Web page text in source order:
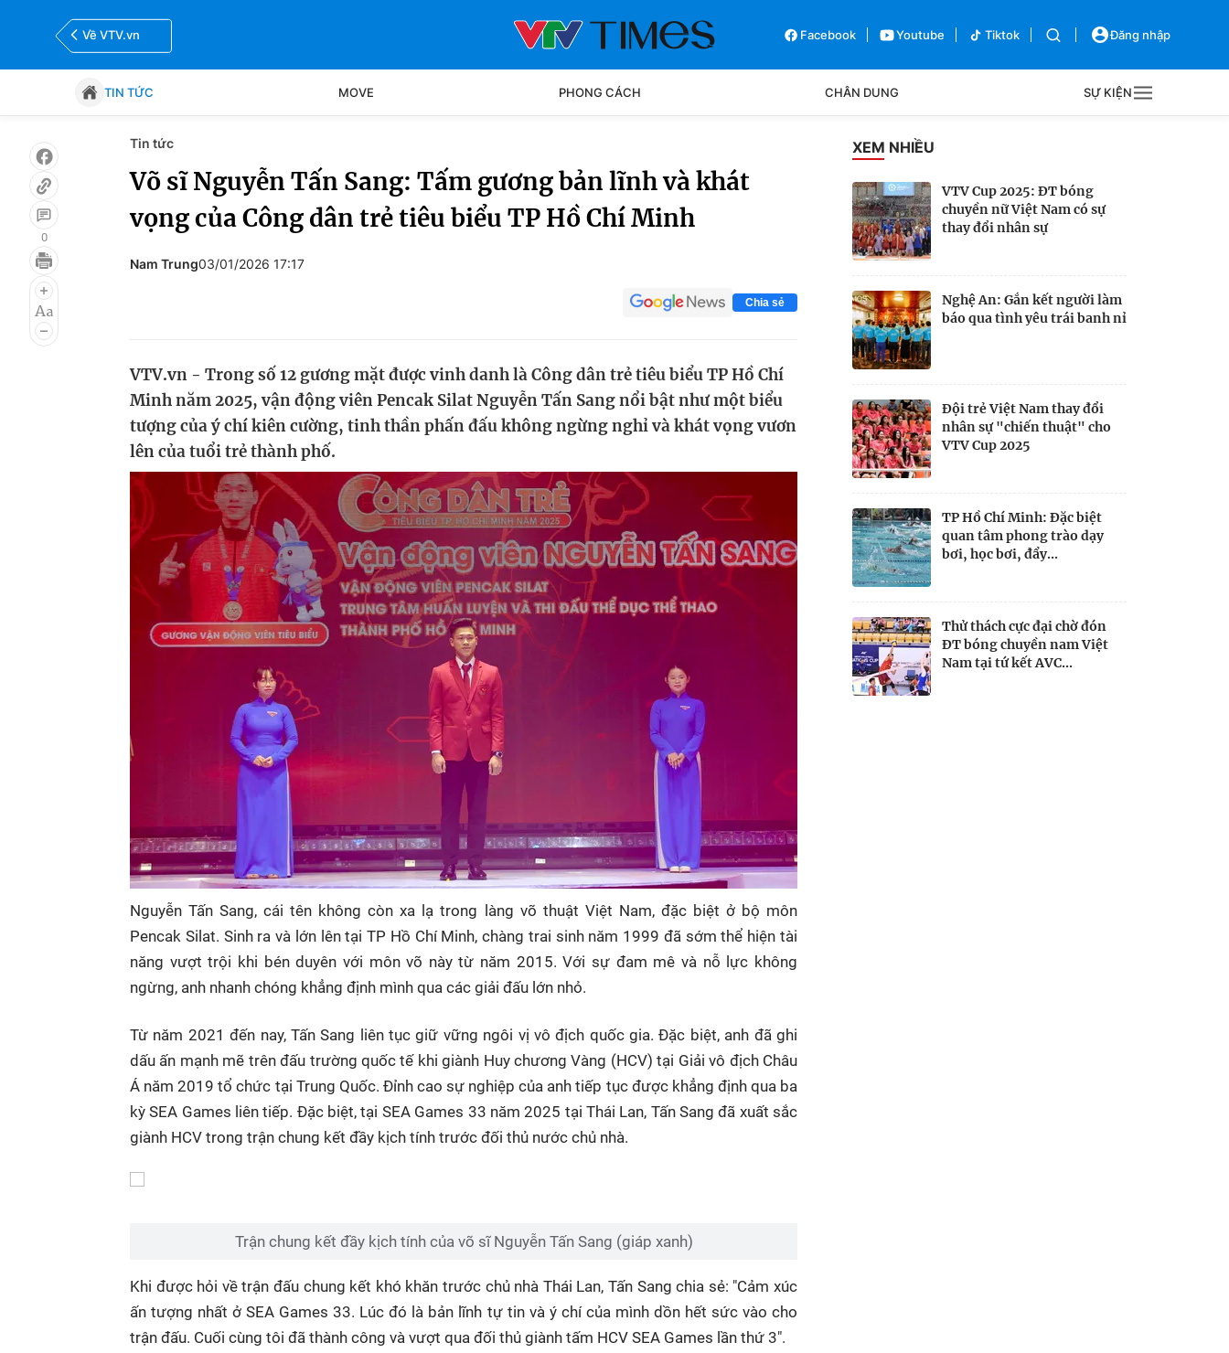
Về VTV.vn Facebook Youtube Tiktok Đăng nhập
TIN TỨC MOVE PHONG CÁCH CHÂN DUNG SỰ KIỆN
Tin tức
Bóng đá Thể thao Điện tử Các môn khác Bên lề
0
Tin tức
Võ sĩ Nguyễn Tấn Sang: Tấm gương bản lĩnh và khát
vọng của Công dân trẻ tiêu biểu TP Hồ Chí Minh
Nam Trung03/01/2026 17:17
Chia sẻ
VTV.vn - Trong số 12 gương mặt được vinh danh là Công dân trẻ tiêu biểu TP Hồ Chí
Minh năm 2025, vận động viên Pencak Silat Nguyễn Tấn Sang nổi bật như một biểu
tượng của ý chí kiên cường, tinh thần phấn đấu không ngừng nghỉ và khát vọng vươn
lên của tuổi trẻ thành phố.
Nguyễn Tấn Sang, cái tên không còn xa lạ trong làng võ thuật Việt Nam, đặc biệt ở bộ môn
Pencak Silat. Sinh ra và lớn lên tại TP Hồ Chí Minh, chàng trai sinh năm 1999 đã sớm thể hiện tài
năng vượt trội khi bén duyên với môn võ này từ năm 2015. Với sự đam mê và nỗ lực không
ngừng, anh nhanh chóng khẳng định mình qua các giải đấu lớn nhỏ.
Từ năm 2021 đến nay, Tấn Sang liên tục giữ vững ngôi vị vô địch quốc gia. Đặc biệt, anh đã ghi
dấu ấn mạnh mẽ trên đấu trường quốc tế khi giành Huy chương Vàng (HCV) tại Giải vô địch Châu
Á năm 2019 tổ chức tại Trung Quốc. Đỉnh cao sự nghiệp của anh tiếp tục được khẳng định qua ba
kỳ SEA Games liên tiếp. Đặc biệt, tại SEA Games 33 năm 2025 tại Thái Lan, Tấn Sang đã xuất sắc
giành HCV trong trận chung kết đầy kịch tính trước đối thủ nước chủ nhà.
Trận chung kết đầy kịch tính của võ sĩ Nguyễn Tấn Sang (giáp xanh)
Khi được hỏi về trận đấu chung kết khó khăn trước chủ nhà Thái Lan, Tấn Sang chia sẻ: "Cảm xúc
ấn tượng nhất ở SEA Games 33. Lúc đó là bản lĩnh tự tin và ý chí của mình dồn hết sức vào cho
trận đấu. Cuối cùng tôi đã thành công và vượt qua đối thủ giành tấm HCV SEA Games lần thứ 3".
XEM NHIỀU
VTV Cup 2025: ĐT bóng
chuyền nữ Việt Nam có sự
thay đổi nhân sự
Nghệ An: Gắn kết người làm
báo qua tình yêu trái banh nỉ
Đội trẻ Việt Nam thay đổi
nhân sự "chiến thuật" cho
VTV Cup 2025
TP Hồ Chí Minh: Đặc biệt
quan tâm phong trào dạy
bơi, học bơi, đẩy...
Thử thách cực đại chờ đón
ĐT bóng chuyền nam Việt
Nam tại tứ kết AVC...